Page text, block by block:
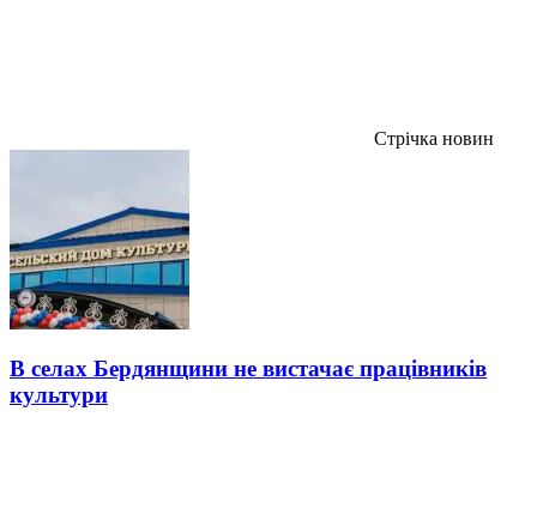
Стрічка новин
В селах Бердянщини не вистачає працівників
культури